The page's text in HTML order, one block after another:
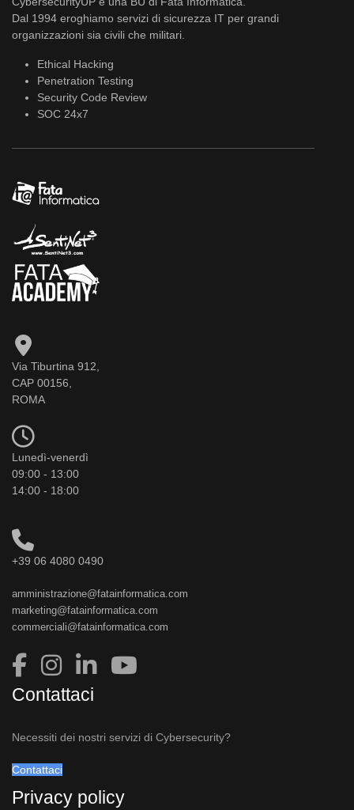
Dal 1994 eroghiamo servizi di sicurezza IT per grandi
organizzazioni sia civili che militari.
Ethical Hacking
Penetration Testing
Security Code Review
SOC 24x7
Via Tiburtina 912,
CAP 00156,
ROMA
Lunedì-venerdì
09:00 - 13:00
14:00 - 18:00
+39 06 4080 0490
amministrazione@fatainformatica.com
marketing@fatainformatica.com
commerciali@fatainformatica.com
Contattaci
Necessiti dei nostri servizi di Cybersecurity?
Contattaci
Privacy policy